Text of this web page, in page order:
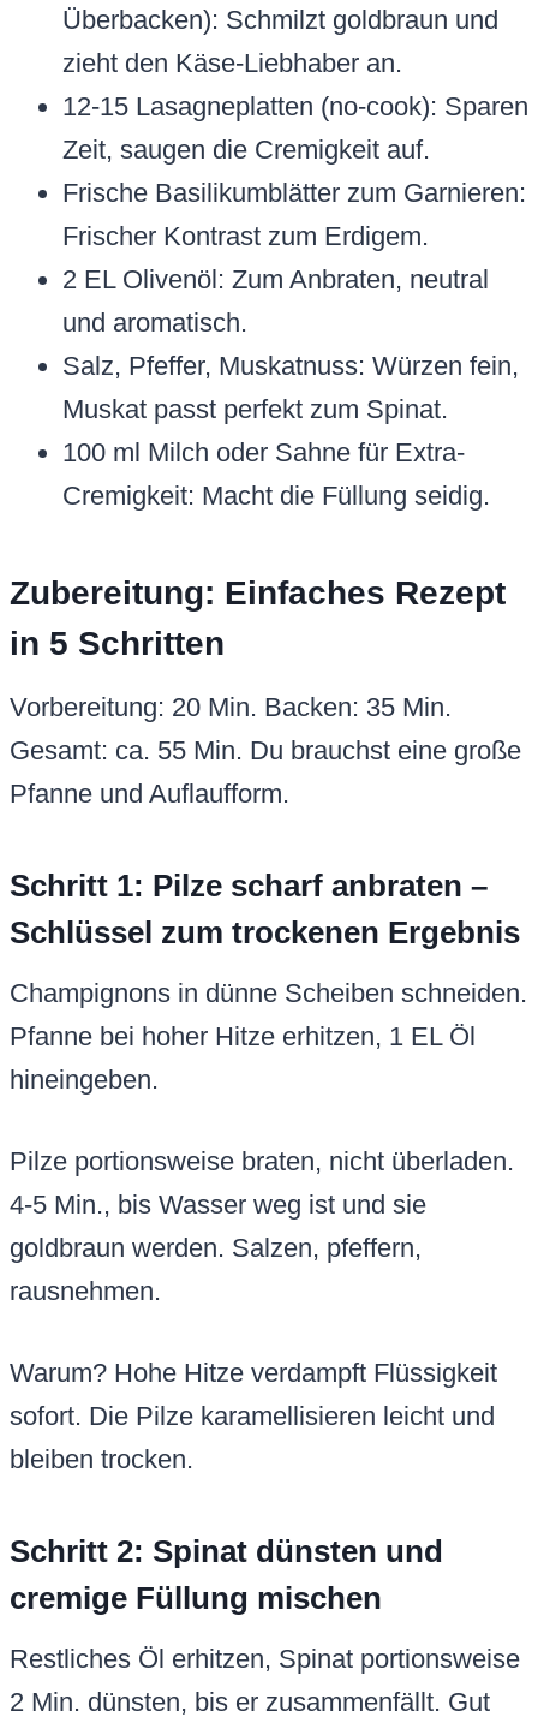
Überbacken): Schmilzt goldbraun und
zieht den Käse-Liebhaber an.
12-15 Lasagneplatten (no-cook): Sparen
Zeit, saugen die Cremigkeit auf.
Frische Basilikumblätter zum Garnieren:
Frischer Kontrast zum Erdigem.
2 EL Olivenöl: Zum Anbraten, neutral
und aromatisch.
Salz, Pfeffer, Muskatnuss: Würzen fein,
Muskat passt perfekt zum Spinat.
100 ml Milch oder Sahne für Extra-
Cremigkeit: Macht die Füllung seidig.
Zubereitung: Einfaches Rezept
in 5 Schritten
Vorbereitung: 20 Min. Backen: 35 Min.
Gesamt: ca. 55 Min. Du brauchst eine große
Pfanne und Auflaufform.
Schritt 1: Pilze scharf anbraten –
Schlüssel zum trockenen Ergebnis
Champignons in dünne Scheiben schneiden.
Pfanne bei hoher Hitze erhitzen, 1 EL Öl
hineingeben.
Pilze portionsweise braten, nicht überladen.
4-5 Min., bis Wasser weg ist und sie
goldbraun werden. Salzen, pfeffern,
rausnehmen.
Warum? Hohe Hitze verdampft Flüssigkeit
sofort. Die Pilze karamellisieren leicht und
bleiben trocken.
Schritt 2: Spinat dünsten und
cremige Füllung mischen
Restliches Öl erhitzen, Spinat portionsweise
2 Min. dünsten, bis er zusammenfällt. Gut